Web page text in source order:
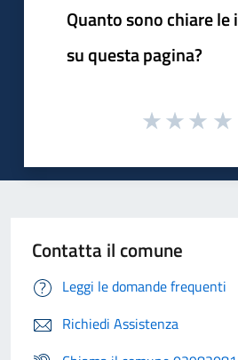
Quanto sono chiare
su questa pagina?
Contatta il comune
Leggi le domande frequenti
Richiedi Assistenza